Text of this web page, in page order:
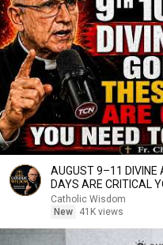
AUGUST 9–11 DIVINE
DAYS ARE CRITICAL
Fr. Ripperger
Catholic Wisdom
New
41K views